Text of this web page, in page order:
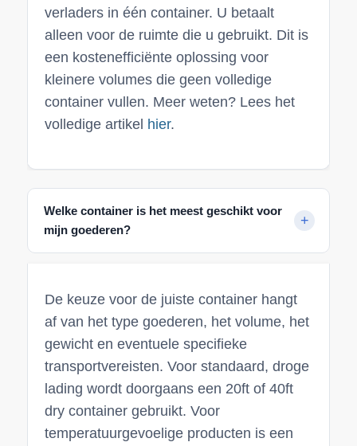
verladers in één container. U betaalt
alleen voor de ruimte die u gebruikt. Dit is
een kostenefficiënte oplossing voor
kleinere volumes die geen volledige
container vullen. Meer weten? Lees het
volledige artikel hier.
Welke container is het meest geschikt voor
mijn goederen?
De keuze voor de juiste container hangt
af van het type goederen, het volume, het
gewicht en eventuele specifieke
transportvereisten. Voor standaard, droge
lading wordt doorgaans een 20ft of 40ft
dry container gebruikt. Voor
temperatuurgevoelige producten is een